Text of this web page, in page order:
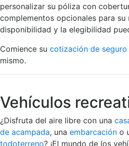
personalizar su póliza con
complementos opcionales para su
disponibilidad y la elegibilidad
Comience su cotización de
mismo.
Vehículos
¿Disfruta del aire libre con una
de acampada, una embarcación o
todoterreno? ¡El mundo de los